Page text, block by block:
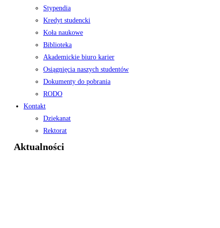
Stypendia
Kredyt studencki
Koła naukowe
Biblioteka
Akademickie biuro karier
Osiągnięcia naszych studentów
Dokumenty do pobrania
RODO
Kontakt
Dziekanat
Rektorat
Aktualności